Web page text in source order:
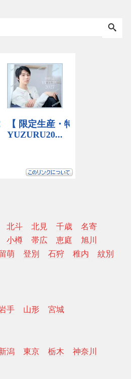
北斗 北見 千歳
名寄
小樽 帯広 恵庭
旭川
萌 登別 石狩 稚内
紋別
手 山形 宮城
潟 東京 栃木
神奈川